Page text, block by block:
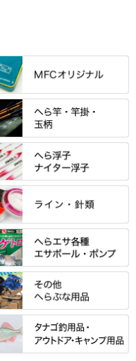
べて
（みやび）」シリーズ・エ
ＰＬＵＳシリーズ
トラント・ＳＰＷシリーズ
ールクロコダイルシリーズ
セーヌ・スエードシリーズ
グ・小物ケース・ワッペン
ッション・シート・スカー
エプロン
護ケース
クリルシリーズ・アクセサリ
て
ノ
ワ
かつ
ラ・NISSIN・合成竿・他
竹作 カーボン竿掛・玉ノ柄
・かちどき・旋（めぐ
）・千望・千尋・悠月・その
て
・一志
・TOMO
や ・ 大祐
・士天・狂鬼
・ SATTO
【ケンシ】
て
・ラーヂ
ライン ・ ダン
・MARUTO
べて
キュー 麩系
キュー その他
べて
ク＆ロッドケース